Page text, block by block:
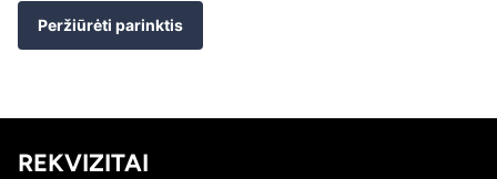
Peržiūrėti parinktis
REKVIZITAI